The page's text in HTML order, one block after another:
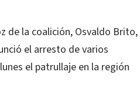
de la coalición, Osvaldo Brito,
el arresto de varios
el patrullaje en la región